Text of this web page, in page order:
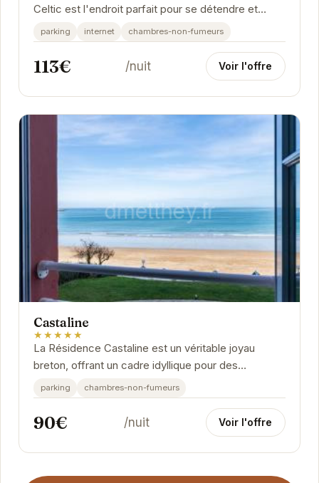
Celtic est l'endroit parfait pour se détendre et
profiter du charme breton. Avec une vue...
parking internet chambres-non-fumeurs
113€ /nuit Voir l'offre
Castaline
★★★★★
La Résidence Castaline est un véritable joyau
breton, offrant un cadre idyllique pour des
vacances en famille ou entre amis. Ses
appartements...
parking chambres-non-fumeurs
90€ /nuit Voir l'offre